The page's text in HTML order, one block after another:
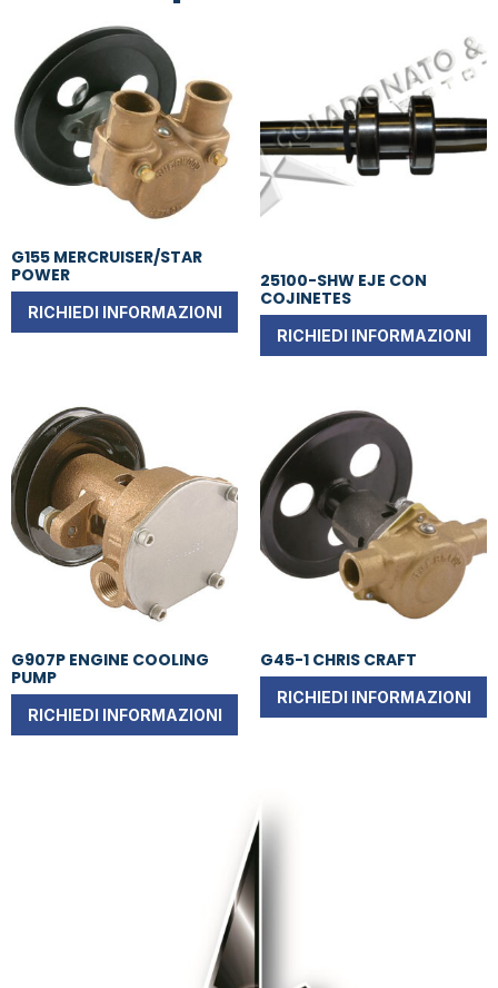
G155 MERCRUISER/STAR
POWER
RICHIEDI INFORMAZIONI
25100-SHW EJE CON
COJINETES
RICHIEDI INFORMAZIONI
G907P ENGINE COOLING
PUMP
RICHIEDI INFORMAZIONI
G45-1 CHRIS CRAFT
RICHIEDI INFORMAZIONI